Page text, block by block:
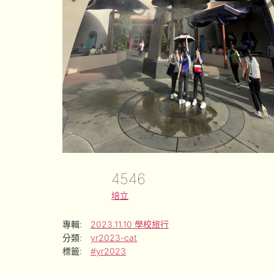
4546
培立
專輯:
2023.11.10 學校旅行
分類:
yr2023-cat
標籤:
#yr2023